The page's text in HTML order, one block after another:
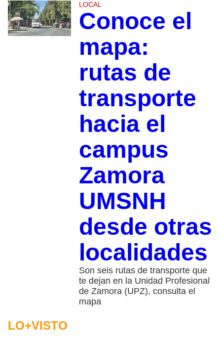
LOCAL
Conoce el
mapa:
rutas de
transporte
hacia el
campus
Zamora
UMSNH
desde otras
localidades
Son seis rutas de transporte que
te dejan en la Unidad Profesional
de Zamora (UPZ), consulta el
mapa
LO+VISTO